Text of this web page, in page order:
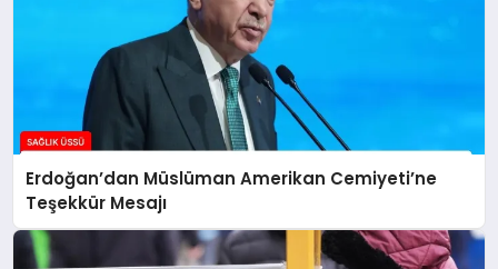
Erdoğan’dan Müslüman Amerikan Cemiyeti’ne
Teşekkür Mesajı